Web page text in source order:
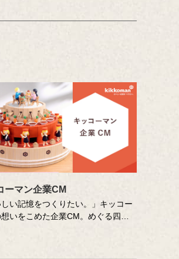
ーマン企業CM
しい記憶をつくりたい。」キッコー
いをこめた企業CM。めぐる四